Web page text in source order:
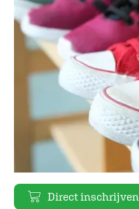
Direct inschrijven